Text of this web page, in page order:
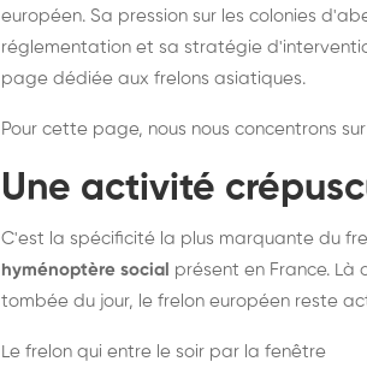
européen. Sa pression sur les colonies
réglementation et sa stratégie
page dédiée aux frelons asiatiques.
Pour cette page, nous nous concentrons
Une activité
C'est la spécificité la plus marquante du
hyménoptère social présent en France.
tombée du jour, le frelon européen reste
Le frelon qui entre le soir par la fenêtre